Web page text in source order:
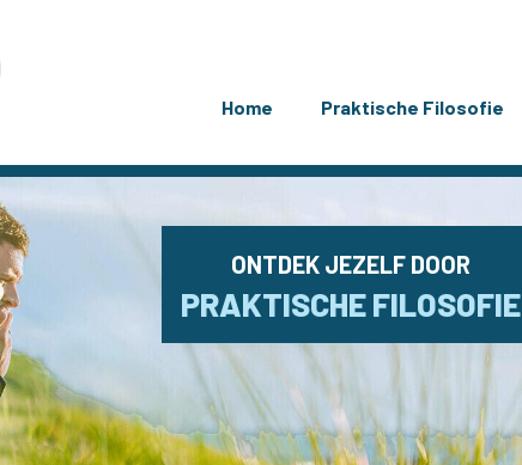
Home Praktische Filosofie
ONTDEK JEZELF DOOR
PRAKTISCHE FILOSOFIE